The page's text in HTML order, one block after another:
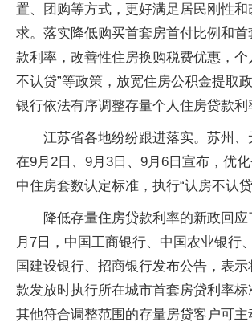
置、团购等方式，更好满足居民刚性
求。落实降低购买首套房首付比例和
款利率，改善性住房换购税费优惠，个
不认贷”等政策，放宽住房公积金提取
银行依法有序调整存量个人住房贷款利
江苏省各地纷纷跟进落实。苏州、
在9月2日、9月3日、9月6日宣布，优
中住房套数认定标准，执行“认房不认贷
降低存量住房贷款利率的新政回
月7日，中国工商银行、中国农业银行
国建设银行、招商银行发布公告，表
款发放时执行所在城市首套房贷利率标
其他符合调整范围的存量房贷客户可主